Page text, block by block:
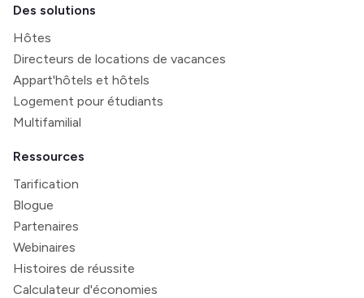
Des solutions
Hôtes
Directeurs de locations de vacances
Appart'hôtels et hôtels
Logement pour étudiants
Multifamilial
Ressources
Tarification
Blogue
Partenaires
Webinaires
Histoires de réussite
Calculateur d'économies